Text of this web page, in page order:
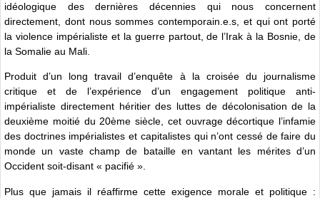
idéologique des dernières décennies qui nous concernent
directement, dont nous sommes contemporain.e.s, et qui ont porté
la violence impérialiste et la guerre partout, de l’Irak à la Bosnie, de
la Somalie au Mali.
Produit d’un long travail d’enquête à la croisée du journalisme
critique et de l’expérience d’un engagement politique anti-
impérialiste directement héritier des luttes de décolonisation de la
deuxième moitié du 20ème siècle, cet ouvrage décortique l’infamie
des doctrines impérialistes et capitalistes qui n’ont cessé de faire du
monde un vaste champ de bataille en vantant les mérites d’un
Occident soit-disant « pacifié ».
Plus que jamais il réaffirme cette exigence morale et politique :